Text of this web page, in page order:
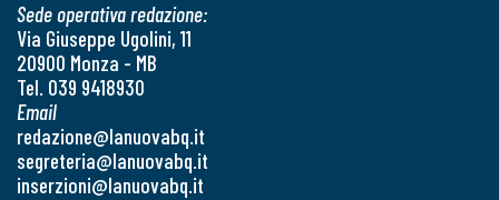
Sede operativa redazione:
Via Giuseppe Ugolini, 11
20900 Monza - MB
Tel. 039 9418930
Email
redazione@lanuovabq.it
segreteria@lanuovabq.it
inserzioni@lanuovabq.it